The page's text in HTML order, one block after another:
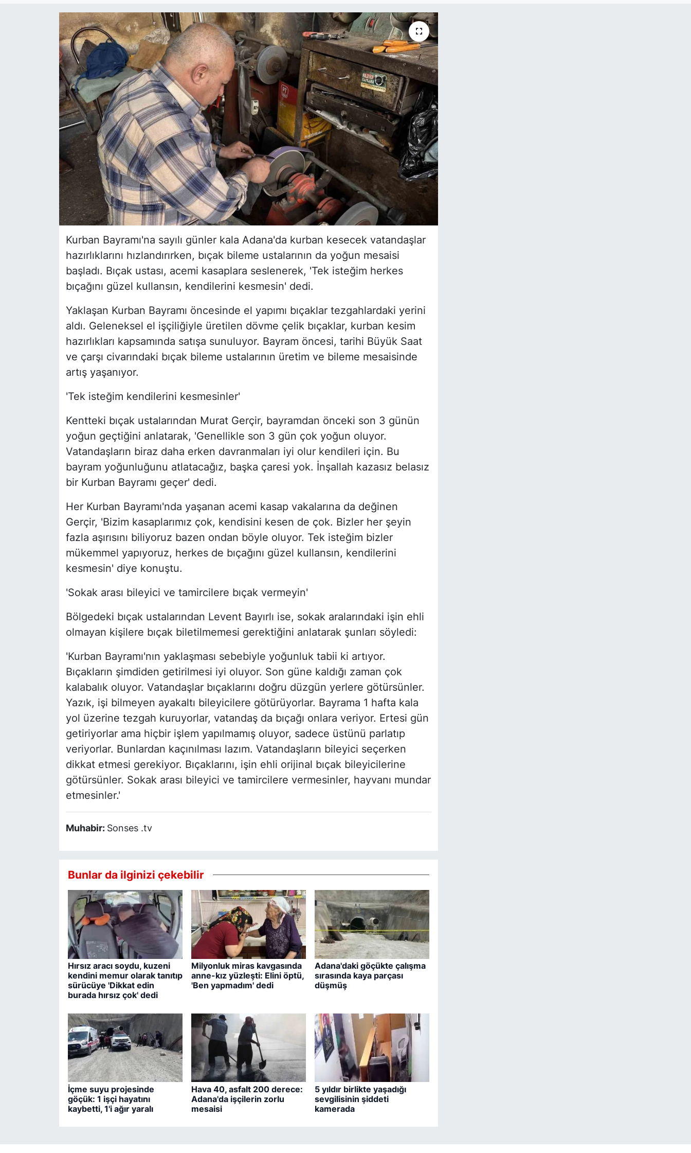
Kurban Bayramı'na sayılı günler kala Adana'da kurban kesecek vatandaşlar
hazırlıklarını hızlandırırken, bıçak bileme ustalarının da yoğun mesaisi
başladı. Bıçak ustası, acemi kasaplara seslenerek, 'Tek isteğim herkes
bıçağını güzel kullansın, kendilerini kesmesin' dedi.
Yaklaşan Kurban Bayramı öncesinde el yapımı bıçaklar tezgahlardaki yerini
aldı. Geleneksel el işçiliğiyle üretilen dövme çelik bıçaklar, kurban kesim
hazırlıkları kapsamında satışa sunuluyor. Bayram öncesi, tarihi Büyük Saat
ve çarşı civarındaki bıçak bileme ustalarının üretim ve bileme mesaisinde
artış yaşanıyor.
'Tek isteğim kendilerini kesmesinler'
Kentteki bıçak ustalarından Murat Gerçir, bayramdan önceki son 3 günün
yoğun geçtiğini anlatarak, 'Genellikle son 3 gün çok yoğun oluyor.
Vatandaşların biraz daha erken davranmaları iyi olur kendileri için. Bu
bayram yoğunluğunu atlatacağız, başka çaresi yok. İnşallah kazasız belasız
bir Kurban Bayramı geçer' dedi.
Her Kurban Bayramı'nda yaşanan acemi kasap vakalarına da değinen
Gerçir, 'Bizim kasaplarımız çok, kendisini kesen de çok. Bizler her şeyin
fazla aşırısını biliyoruz bazen ondan böyle oluyor. Tek isteğim bizler
mükemmel yapıyoruz, herkes de bıçağını güzel kullansın, kendilerini
kesmesin' diye konuştu.
'Sokak arası bileyici ve tamircilere bıçak vermeyin'
Bölgedeki bıçak ustalarından Levent Bayırlı ise, sokak aralarındaki işin ehli
olmayan kişilere bıçak biletilmemesi gerektiğini anlatarak şunları söyledi:
'Kurban Bayramı'nın yaklaşması sebebiyle yoğunluk tabii ki artıyor.
Bıçakların şimdiden getirilmesi iyi oluyor. Son güne kaldığı zaman çok
kalabalık oluyor. Vatandaşlar bıçaklarını doğru düzgün yerlere götürsünler.
Yazık, işi bilmeyen ayakaltı bileyicilere götürüyorlar. Bayrama 1 hafta kala
yol üzerine tezgah kuruyorlar, vatandaş da bıçağı onlara veriyor. Ertesi gün
getiriyorlar ama hiçbir işlem yapılmamış oluyor, sadece üstünü parlatıp
veriyorlar. Bunlardan kaçınılması lazım. Vatandaşların bileyici seçerken
dikkat etmesi gerekiyor. Bıçaklarını, işin ehli orijinal bıçak bileyicilerine
götürsünler. Sokak arası bileyici ve tamircilere vermesinler, hayvanı mundar
etmesinler.'
Muhabir: Sonses .tv
Bunlar da ilginizi çekebilir
Hırsız aracı soydu, kuzeni
kendini memur olarak tanıtıp
sürücüye 'Dikkat edin
burada hırsız çok' dedi
Milyonluk miras kavgasında
anne-kız yüzleşti: Elini öptü,
'Ben yapmadım' dedi
Adana'daki göçükte çalışma
sırasında kaya parçası
düşmüş
İçme suyu projesinde
göçük: 1 işçi hayatını
kaybetti, 1'i ağır yaralı
Hava 40, asfalt 200 derece:
Adana'da işçilerin zorlu
mesaisi
5 yıldır birlikte yaşadığı
sevgilisinin şiddeti
kamerada
Siyaset
YEREL HABER
Haberde insan
Tanıtım